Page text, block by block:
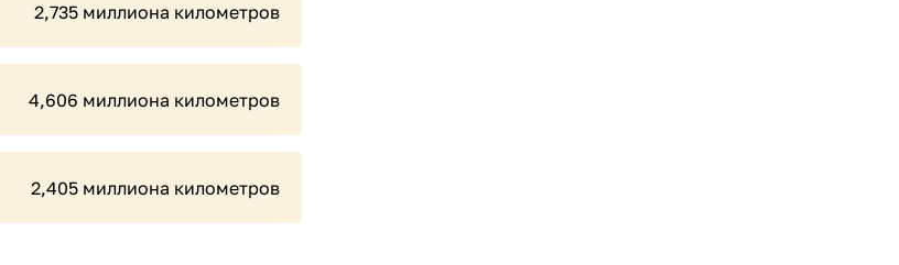
2,735 миллиона километров
4,606 миллиона километров
2,405 миллиона километров